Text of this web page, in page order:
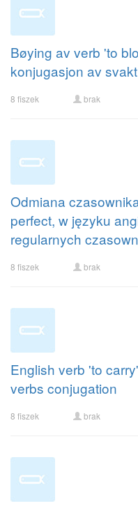
Bøying av verb 'to
konjugasjon av
8 fiszek brak
Odmiana
perfect, w języku
regularnych
8 fiszek brak
English verb 'to
verbs conjugation
8 fiszek brak